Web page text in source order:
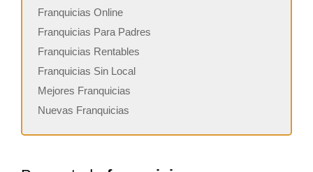
Franquicias Online
Franquicias Para Padres
Franquicias Rentables
Franquicias Sin Local
Mejores Franquicias
Nuevas Franquicias